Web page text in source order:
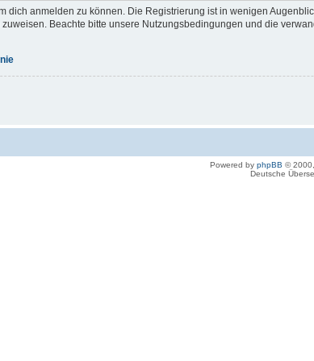
dich anmelden zu können. Die Registrierung ist in wenigen
Beachte bitte unsere Nutzungsbedingungen und die
Powered by phpBB ©
Deutsche